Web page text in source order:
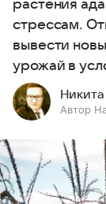
растения
стрессам.
вывести
урожай в
Автор